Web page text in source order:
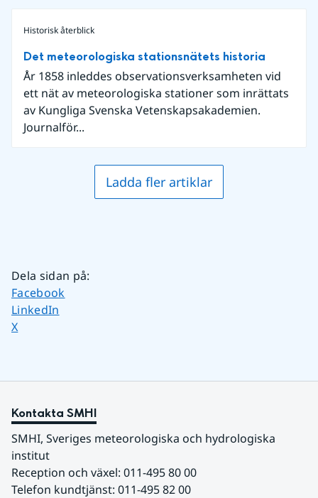
Historisk återblick
Det meteorologiska stationsnätets historia
År 1858 inleddes observationsverksamheten vid
ett nät av meteorologiska stationer som inrättats
av Kungliga Svenska Vetenskapsakademien.
Journalför...
Ladda fler artiklar
Dela sidan på:
Dela sidan på
Facebook
Dela sidan på
LinkedIn
Dela sidan på
X
Kontakta SMHI
SMHI, Sveriges meteorologiska och hydrologiska
institut
Reception och växel: 011-495 80 00
Telefon kundtjänst: 011-495 82 00